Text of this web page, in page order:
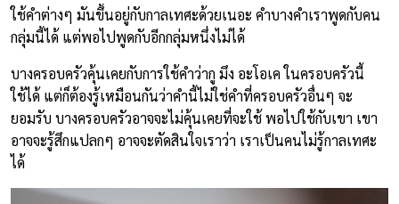
ใช้คำต่างๆ มันขึ้นอยู่กับกาลเทศะด้วยเนอะ คำบางคำเราพูดกับคน
กลุ่มนี้ได้ แต่พอไปพูดกับอีกกลุ่มหนึ่งไม่ได้
บางครอบครัวคุ้นเคยกับการใช้คำว่ากู มึง อะโอเค ในครอบครัวนี้
ใช้ได้ แต่ก็ต้องรู้เหมือนกันว่าคำนี้ไม่ใช่คำที่ครอบครัวอื่นๆ จะ
ยอมรับ บางครอบครัวอาจจะไม่คุ้นเคยที่จะใช้ พอไปใช้กับเขา เขา
อาจจะรู้สึกแปลกๆ อาจจะตัดสินใจเราว่า เราเป็นคนไม่รู้กาลเทศะ
ได้